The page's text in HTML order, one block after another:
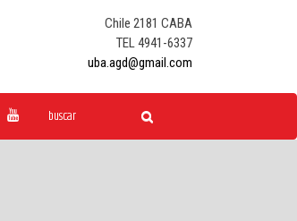
Chile 2181 CABA
TEL 4941-6337
uba.agd@gmail.com